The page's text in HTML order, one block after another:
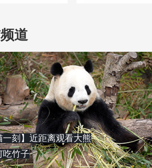
道
一刻】近距离观看大熊
吃竹子